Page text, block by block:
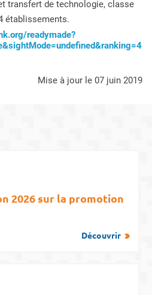
transfert de technologie, classe
établissements.
readymade?
mise à jour le 07 juin 2019
2026 sur la promotion
Découvrir